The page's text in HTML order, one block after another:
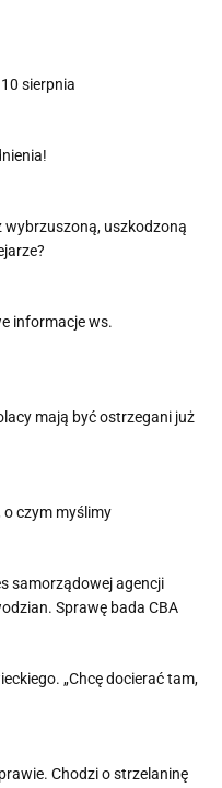
sierpnia
wybrzuszoną, uszkodzoną
informacje ws.
mają być ostrzegani już
czym myślimy
samorządowej agencji
Sprawę bada CBA
„Chcę docierać tam,
Chodzi o strzelaninę